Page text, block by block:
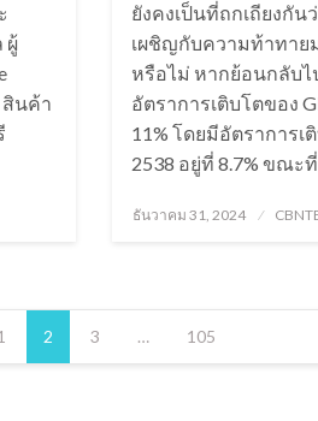
ผู้
สินค้า
ยังคงเป็นที่ถกเถียงกัน
เผชิญกับความท้าทาย
หรือไม่ หากย้อนกลับไ
อัตราการเติบโตของ
11% โดยมีอัตราการเ
2538 อยู่ที่ 8.7% ขณะ
Posted
ธันวาคม 31, 2024
2 3 … 105